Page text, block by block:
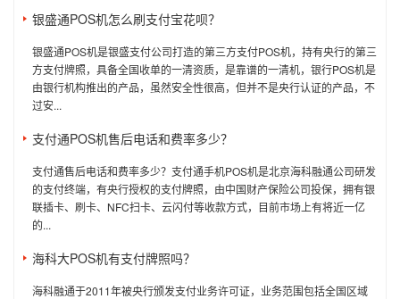
银盛通POS机怎么刷支付宝花呗？
银盛通POS机是银盛支付公司打造的第三方支付POS机，持有央行的第三
方支付牌照，具备全国收单的一清资质，是靠谱的一清机，银行POS机是
由银行机构推出的产品，虽然安全性很高，但并不是央行认证的产品，不
过安...
支付通POS机售后电话和费率多少？
支付通售后电话和费率多少？支付通手机POS机是北京海科融通公司研发
的支付终端，有央行授权的支付牌照，由中国财产保险公司投保，拥有银
联插卡、刷卡、NFC扫卡、云闪付等收款方式，目前市场上有将近一亿
的...
海科大POS机有支付牌照吗？
海科融通于2011年被央行颁发支付业务许可证，业务范围包括全国区域